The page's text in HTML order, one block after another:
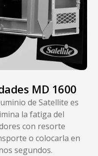
MD 1600
de Satellite es
la fatiga del
con resorte
o colocarla en
segundos.